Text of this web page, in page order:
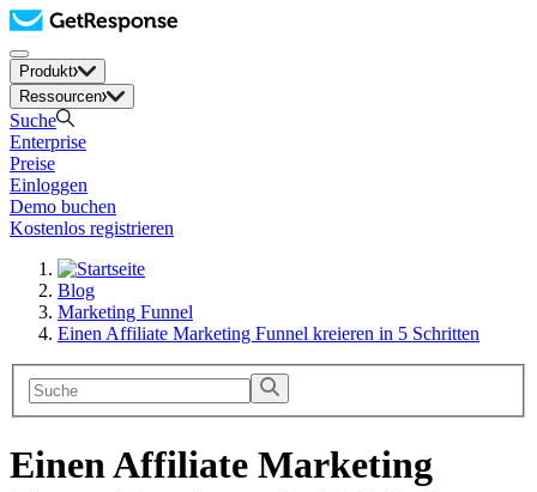
Produkt
Ressourcen
Suche
Enterprise
Preise
Einloggen
Demo buchen
Kostenlos registrieren
Blog
Marketing Funnel
Einen Affiliate Marketing Funnel kreieren in 5 Schritten
Einen Affiliate Marketing